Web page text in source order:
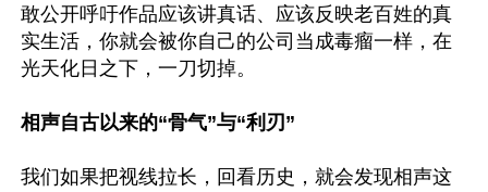
敢公开呼吁作品应该讲真话、应该反映老百姓的真
实生活，你就会被你自己的公司当成毒瘤一样，在
光天化日之下，一刀切掉。
相声自古以来的“骨气”与“利刃”
我们如果把视线拉长，回看历史，就会发现相声这